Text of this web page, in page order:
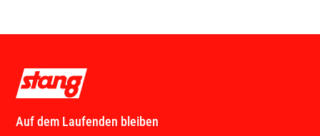
Auf dem Laufenden bleiben